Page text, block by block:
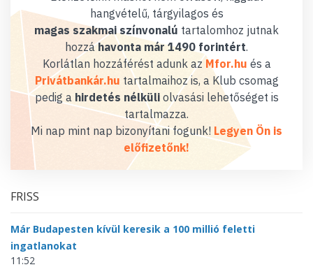
hangvételű, tárgyilagos és
magas szakmai színvonalú tartalomhoz jutnak
hozzáhavonta már 1490 forintért.
Korlátlan hozzáférést adunk az Mfor.hu és a
Privátbankár.hu tartalmaihoz is, a Klub csomag
pedig a hirdetés nélküliolvasási lehetőséget is
tartalmazza.
Mi nap mint nap bizonyítani fogunk! Legyen Ön is
előfizetőnk!
FRISS
Már Budapesten kívül keresik a 100 millió feletti
ingatlanokat
11:52